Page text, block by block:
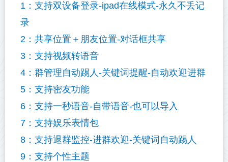
1：支持双设备登录-ipad在线模式-永久不丢记
录
2：共享位置＋朋友位置-对话框共享
3：支持视频转语音
4：群管理自动踢人-关键词提醒-自动欢迎进群
5：支持密友功能
6：支持一秒语音-自带语音-也可以导入
7：支持娱乐表情包
8：支持退群监控-进群欢迎-关键词自动踢人
9：支持个性主题